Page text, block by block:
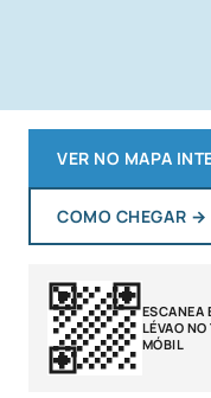
VER NO MAPA
COMO CHEGAR →
ESCANEA
LÉVAO NO
MÓBIL